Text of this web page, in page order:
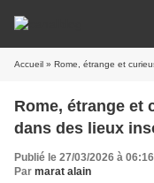
Accueil » Rome, étrange et
Rome, étrange et
dans des lieux
Publié le 27/03/2026 à 06:16
Par marat alain